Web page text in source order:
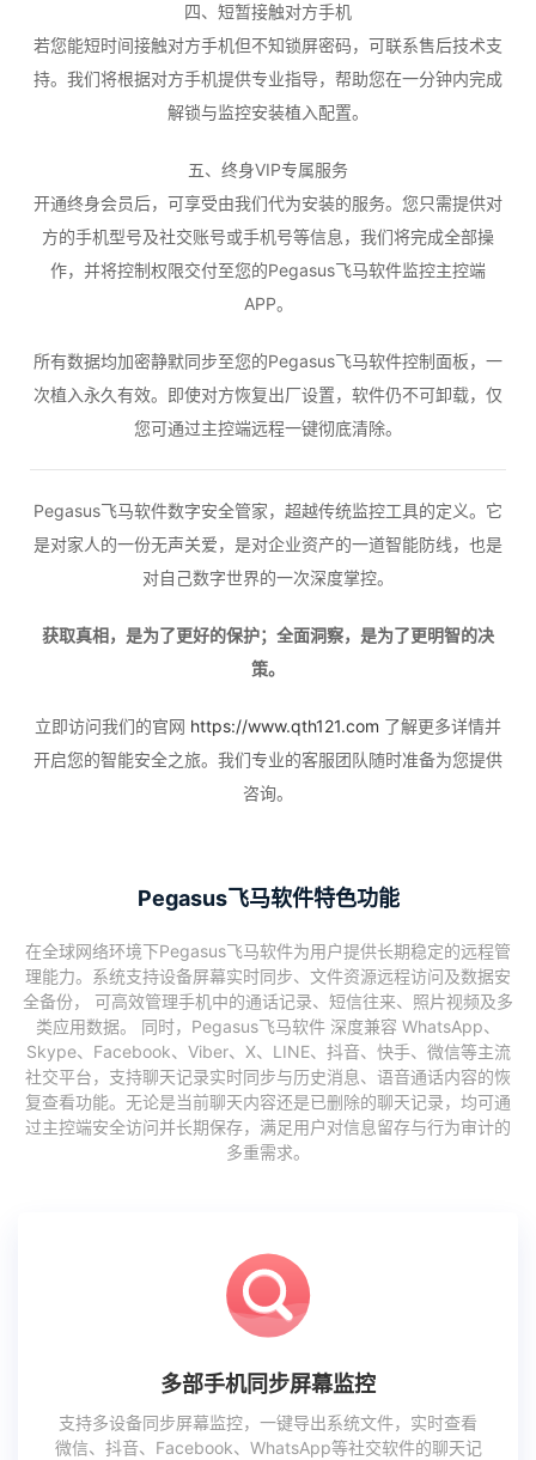
四、短暂接触对方手机
若您能短时间接触对方手机但不知锁屏密码，可联系售后技术支
持。我们将根据对方手机提供专业指导，帮助您在一分钟内完成
解锁与监控安装植入配置。
五、终身VIP专属服务
开通终身会员后，可享受由我们代为安装的服务。您只需提供对
方的手机型号及社交账号或手机号等信息，我们将完成全部操
作，并将控制权限交付至您的Pegasus飞马软件监控主控端
APP。
所有数据均加密静默同步至您的Pegasus飞马软件控制面板，一
次植入永久有效。即使对方恢复出厂设置，软件仍不可卸载，仅
您可通过主控端远程一键彻底清除。
Pegasus飞马软件数字安全管家，超越传统监控工具的定义。它
是对家人的一份无声关爱，是对企业资产的一道智能防线，也是
对自己数字世界的一次深度掌控。
获取真相，是为了更好的保护；全面洞察，是为了更明智的决
策。
立即访问我们的官网 https://www.qth121.com 了解更多详情并
开启您的智能安全之旅。我们专业的客服团队随时准备为您提供
咨询。
Pegasus飞马软件特色功能
在全球网络环境下Pegasus飞马软件为用户提供长期稳定的远程管
理能力。系统支持设备屏幕实时同步、文件资源远程访问及数据安
全备份， 可高效管理手机中的通话记录、短信往来、照片视频及多
类应用数据。 同时，Pegasus飞马软件 深度兼容 WhatsApp、
Skype、Facebook、Viber、X、LINE、抖音、快手、微信等主流
社交平台，支持聊天记录实时同步与历史消息、语音通话内容的恢
复查看功能。无论是当前聊天内容还是已删除的聊天记录，均可通
过主控端安全访问并长期保存，满足用户对信息留存与行为审计的
多重需求。
多部手机同步屏幕监控
支持多设备同步屏幕监控，一键导出系统文件，实时查看
微信、抖音、Facebook、WhatsApp等社交软件的聊天记